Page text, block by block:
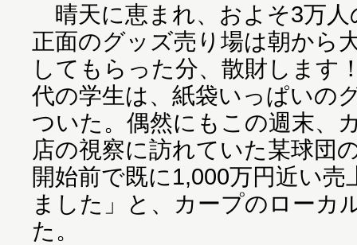
晴天に恵まれ、およそ3万人
正面のグッズ売り場は朝から
してもらった分、散財します
代の学生は、紙袋いっぱいの
ついた。偶然にもこの週末、
店の視察に訪れていた某球団
開始前で既に1,000万円近い
ました」と、カープのローカ
た。